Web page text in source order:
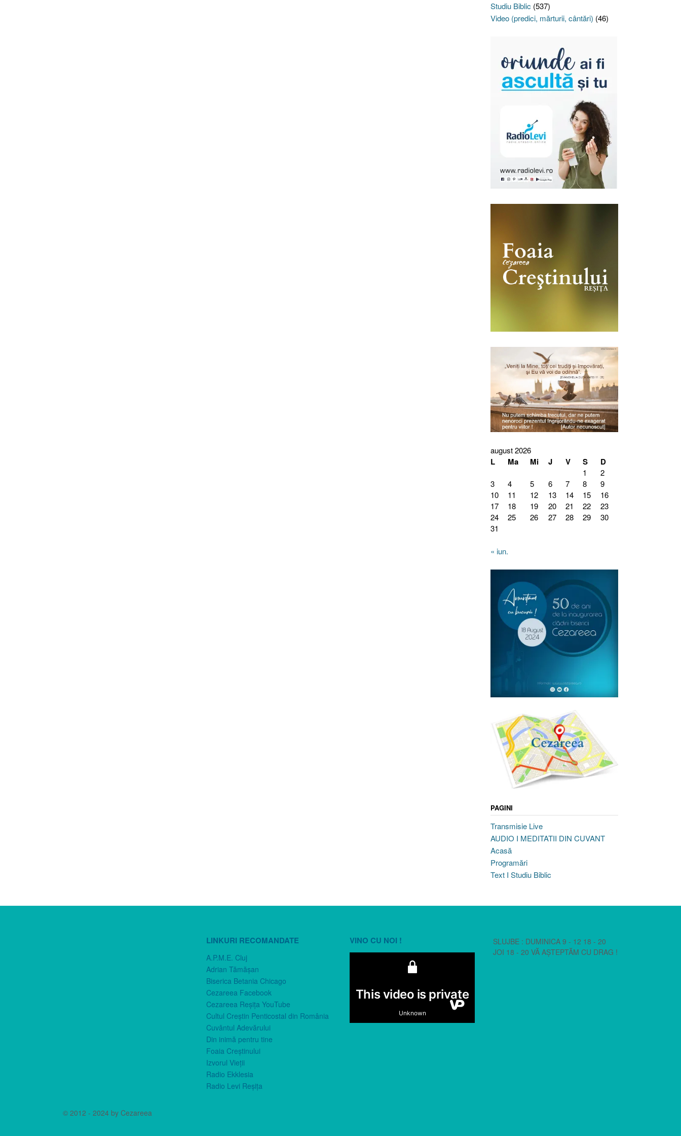
Studiu Biblic (537)
Video (predici, mărturii, cântări) (46)
august 2026
L Ma Mi J V S D
1
2
3
4 5 6 7 8
9
10
11 12 13 14 15
16
17
18 19 20 21 22
23
24
25 26 27 28 29
30
31
« iun.
PAGINI
Transmisie Live
AUDIO I MEDITATII DIN CUVANT
Acasă
Programări
Text I Studiu Biblic
LINKURI RECOMANDATE
A.P.M.E. Cluj
Adrian Tămăşan
Biserica Betania Chicago
Cezareea Facebook
Cezareea Reşiţa YouTube
Cultul Creştin Penticostal din România
Cuvântul Adevărului
Din inimă pentru tine
Foaia Creştinului
Izvorul Vieţii
Radio Ekklesia
Radio Levi Reşiţa
VINO CU NOI !
SLUJBE : DUMINICA 9 - 12 18 - 20
JOI 18 - 20 VĂ AȘTEPTĂM CU DRAG !
© 2012 - 2024 by Cezareea